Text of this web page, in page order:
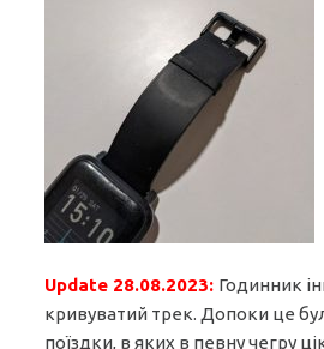
Update 28.08.2023: Годинник
кривуватий трек. Допоки це
поїздки, в яких в певну чегру